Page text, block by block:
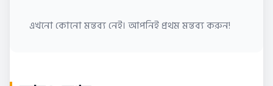
এখনো কোনো মন্তব্য নেই। আপনিই প্রথম মন্তব্য করুন!